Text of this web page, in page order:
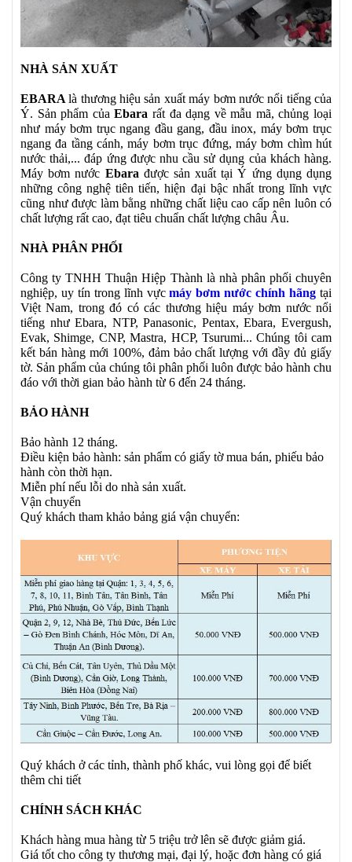
NHÀ SẢN XUẤT
EBARAlà thương hiệu sản xuất máy bơm nước nổi tiếng của
Ý. Sản phẩm củaEbara rất đa dạng về mẫu mã, chủng loại
như máy bơm trục ngang đầu gang, đầu inox, máy bơm trục
ngang đa tầng cánh, máy bơm trục đứng, máy bơm chìm hút
nước thải,... đáp ứng được nhu cầu sử dụng của khách hàng.
Máy bơm nước Ebara được sản xuất tại Ý ứng dụng dụng
những công nghệ tiên tiến, hiện đại bậc nhất trong lĩnh vực
cũng như được làm bằng những chất liệu cao cấp nên luôn có
chất lượng rất cao, đạt tiêu chuẩn chất lượng châu Âu.
NHÀ PHÂN PHỐI
Công ty TNHH Thuận Hiệp Thành là nhà phân phối chuyên
nghiệp, uy tín trong lĩnh vựcmáy bơm nước chính hãng tại
Việt Nam, trong đó có các thương hiệu máy bơm nước nổi
tiếng như Ebara, NTP, Panasonic, Pentax, Ebara, Evergush,
Evak, Shimge, CNP, Mastra, HCP, Tsurumi... Chúng tôi cam
kết bán hàng mới 100%, đảm bảo chất lượng với đầy đủ giấy
tờ. Sản phẩm của chúng tôi phân phối luôn được bảo hành chu
đáo với thời gian bảo hành từ 6 đến 24 tháng.
BẢO HÀNH
Bảo hành 12 tháng.
Điều kiện bảo hành: sản phẩm có giấy tờ mua bán, phiếu bảo
hành còn thời hạn.
Miễn phí nếu lỗi do nhà sản xuất.
Vận chuyển
Quý khách tham khảo bảng giá vận chuyển:
Quý khách ở các tỉnh, thành phố khác, vui lòng gọi để biết
thêm chi tiết
CHÍNH SÁCH KHÁC
Khách hàng mua hàng từ 5 triệu trở lên sẽ được giảm giá.
Giá tốt cho công ty thương mại, đại lý, hoặc đơn hàng có giá